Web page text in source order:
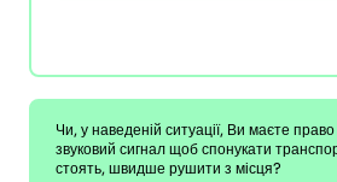
Чи, у наведеній ситуації, Ви маєте
звуковий сигнал щоб спонукати
стоять, швидше рушити з місця?